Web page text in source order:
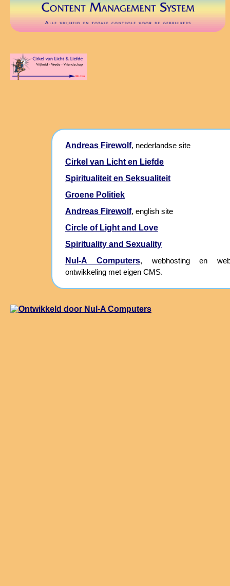
Andreas Firewolf, nederlandse site
Cirkel van Licht en Liefde
Spiritualiteit en Seksualiteit
Groene Politiek
Andreas Firewolf, english site
Circle of Light and Love
Spirituality and Sexuality
Nul-A Computers, webhosting en
ontwikkeling met eigen CMS.